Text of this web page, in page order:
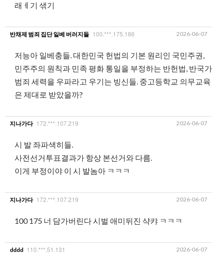
래ㅔ기 샊기
반채제 범죄 집단 일베 버러지들 100.***.175.186 2026-06-07
저능아 일베충들. 대한민국 헌법의 기본 원리인 국민주권,
민주주의 원칙과 민족 평화 통일을 부정하는 반헌법, 반국가
범죄 세력을 우파라고 우기는 빙신들. 중고등학교 의무교육
은 제대로 받았을까?
지나가다 172.***.107.219 2026-06-07
시 발 좌파색히들.
사전선거투표결과가 항상 본선거와 다름.
이게 부정이야 이 시 발놈아 ㅋㅋㅋ
지나가다 172.***.107.219 2026-06-07
100 175 너 담가버린다 시벌 애미뒤진 샥캬 ㅋㅋㅋ
dddd 110.***.51.131 2026-06-07